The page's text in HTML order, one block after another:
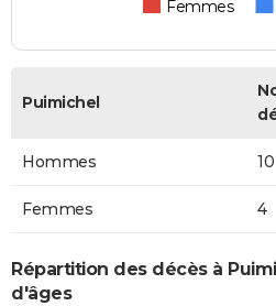
Femmes
Puimichel
Hommes 10
Femmes 4
Répartition des décès à
d'âges